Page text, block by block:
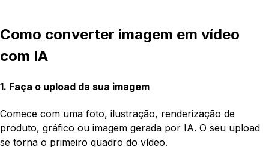
Como converter imagem em vídeo
com IA
1. Faça o upload da sua imagem
Comece com uma foto, ilustração, renderização de
produto, gráfico ou imagem gerada por IA. O seu upload
se torna o primeiro quadro do vídeo.